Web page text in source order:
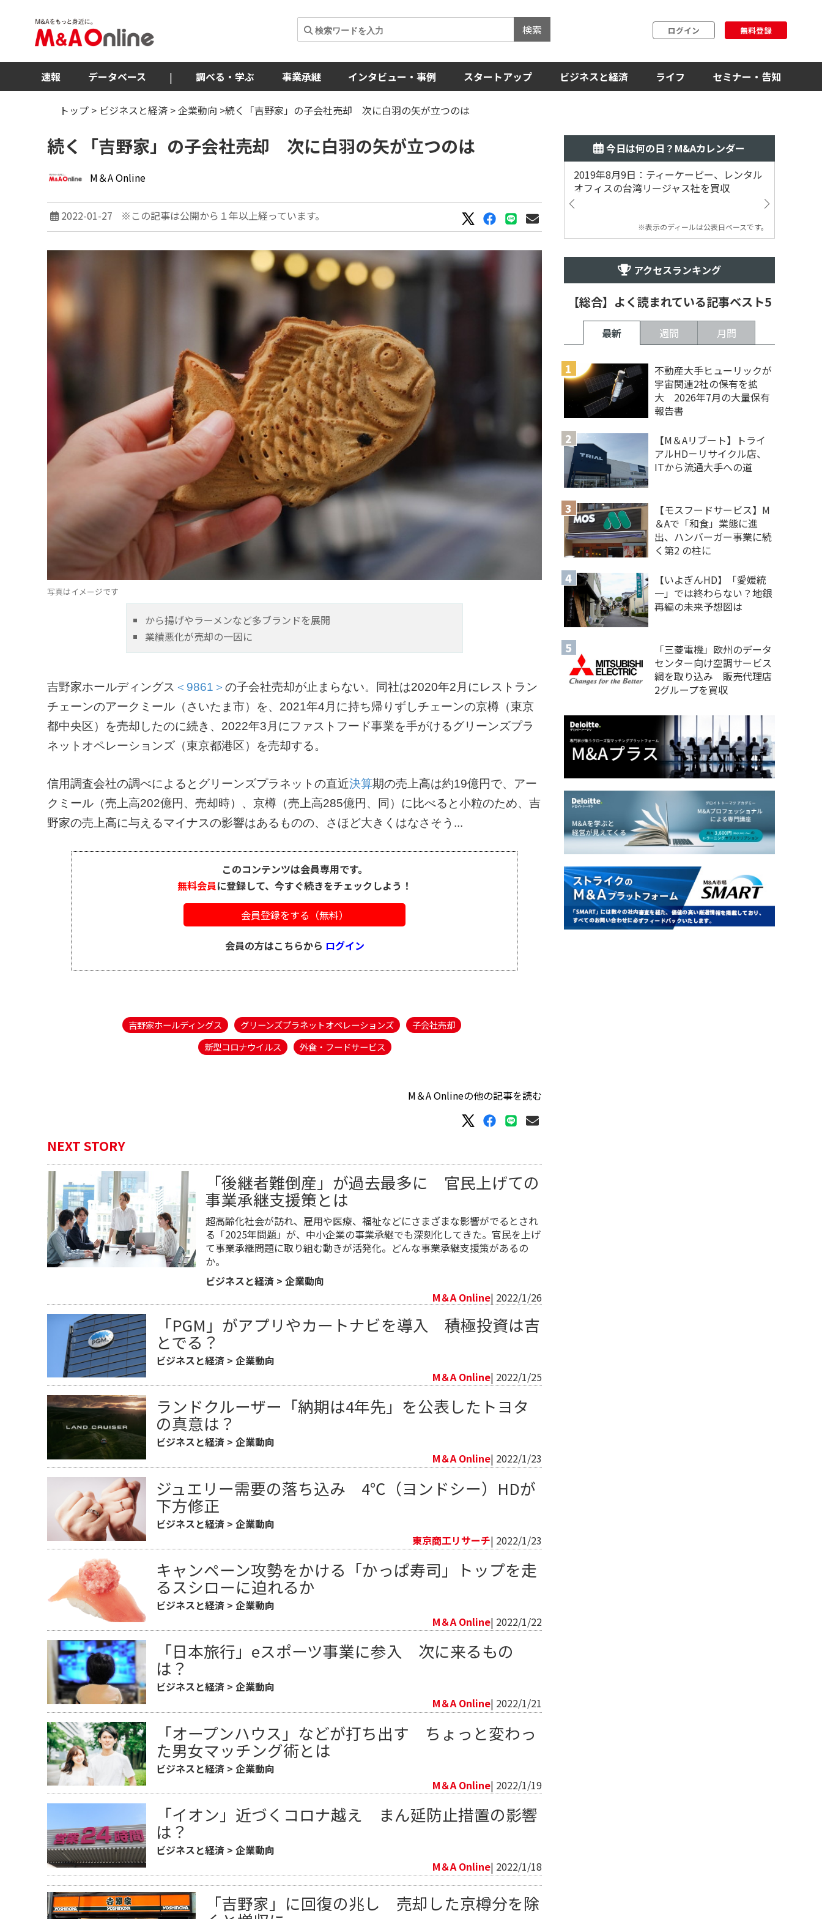
検索 ログイン 無料登録
速報 データベース | 調べる・学ぶ 事業承継 インタビュー・事例 スタートアップ ビジネスと経済 ライフ セミナー・告知
トップ > ビジネスと経済 >企業動向 >続く「吉野家」の子会社売却 次に白羽の矢が立つのは
続く「吉野家」の子会社売却 次に白羽の矢が立つのは
M＆A Online
2022-01-27 ※この記事は公開から１年以上経っています。
写真はイメージです
から揚げやラーメンなど多ブランドを展開
業績悪化が売却の一因に
吉野家ホールディングス ＜9861＞ の子会社売却が止まらない。同社は2020年2月にレストラン
チェーンのアークミール（さいたま市）を、2021年4月に持ち帰りずしチェーンの京樽（東京
都中央区）を売却したのに続き、2022年3月にファストフード事業を手がけるグリーンズプラ
ネットオペレーションズ（東京都港区）を売却する。
信用調査会社の調べによるとグリーンズプラネットの直近決算期の売上高は約19億円で、アー
クミール（売上高202億円、売却時）、京樽（売上高285億円、同）に比べると小粒のため、吉
野家の売上高に与えるマイナスの影響はあるものの、さほど大きくはなさそう...
このコンテンツは会員専用です。
無料会員に登録して、今すぐ続きをチェックしよう！
会員登録をする（無料）
会員の方はこちらから ログイン
吉野家ホールディングス グリーンズプラネットオペレーションズ
子会社売却
新型コロナウイルス
外食・フードサービス
M＆A Onlineの他の記事を読む
NEXT STORY
「後継者難倒産」が過去最多に 官民上げての
事業承継支援策とは
超高齢化社会が訪れ、雇用や医療、福祉などにさまざまな影響がでるとされ
る「2025年問題」が、中小企業の事業承継でも深刻化してきた。官民を上げ
て事業承継問題に取り組む動きが活発化。どんな事業承継支援策があるの
か。
ビジネスと経済> 企業動向
M＆A Online| 2022/1/26
「PGM」がアプリやカートナビを導入 積極投資は吉
とでる？
ビジネスと経済 >企業動向
M＆A Online| 2022/1/25
ランドクルーザー「納期は4年先」を公表したトヨタ
の真意は？
ビジネスと経済 >企業動向
M＆A Online| 2022/1/23
ジュエリー需要の落ち込み 4℃（ヨンドシー）HDが
下方修正
ビジネスと経済 >企業動向
東京商工リサーチ| 2022/1/23
キャンペーン攻勢をかける「かっぱ寿司」トップを走
るスシローに迫れるか
ビジネスと経済 >企業動向
M＆A Online| 2022/1/22
「日本旅行」eスポーツ事業に参入 次に来るもの
は？
ビジネスと経済 >企業動向
M＆A Online| 2022/1/21
「オープンハウス」などが打ち出す ちょっと変わっ
た男女マッチング術とは
ビジネスと経済 >企業動向
M＆A Online| 2022/1/19
「イオン」近づくコロナ越え まん延防止措置の影響
は？
ビジネスと経済 >企業動向
M＆A Online| 2022/1/18
「吉野家」に回復の兆し 売却した京樽分を除
今日は何の日？M&Aカレンダー
2019年8月9日：ティーケーピー、レンタル
オフィスの台湾リージャス社を買収
※表示のディールは公表日ベースです。
アクセスランキング
【総合】よく読まれている記事ベスト5
最新 週間 月間
不動産大手ヒューリックが
宇宙関連2社の保有を拡
大 2026年7月の大量保有
報告書
【M＆Aリブート】トライ
アルHD－リサイクル店、
ITから流通大手への道
【モスフードサービス】M
＆Aで「和食」業態に進
出、ハンバーガー事業に続
く第2 の柱に
【いよぎんHD】「愛媛統
一」では終わらない？地銀
再編の未来予想図は
「三菱電機」欧州のデータ
センター向け空調サービス
網を取り込み 販売代理店
2グループを買収